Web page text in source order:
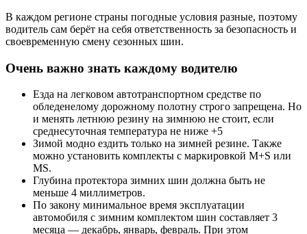
В каждом регионе страны погодные условия разные, поэтому
водитель сам берёт на себя ответственность за безопасность и
своевременную смену сезонных шин.
Очень важно знать каждому водителю
Езда на легковом автотранспортном средстве по
обледенелому дорожному полотну строго запрещена. Но
и менять летнюю резину на зимнюю не стоит, если
среднесуточная температура не ниже +5
Зимой модно ездить только на зимней резине. Также
можно установить комплекты с маркировкой М+S или
МS.
Глубина протектора зимних шин должна быть не
меньше 4 миллиметров.
По закону минимальное время эксплуатации
автомобиля с зимним комплектом шин составляет 3
месяца — декабрь, январь, февраль. При этом